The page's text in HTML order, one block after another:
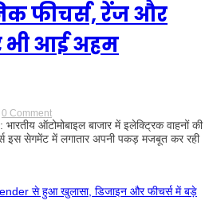
फीचर्स, रेंज और
आई अहम
0 Comment
Tata
Punch
होगी
ऑटोमोबाइल बाजार में इलेक्ट्रिक वाहनों की
इस सेगमेंट में लगातार अपनी पकड़ मजबूत कर रही